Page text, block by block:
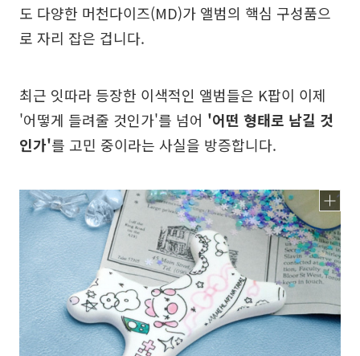
도 다양한 머천다이즈(MD)가 앨범의 핵심 구성품으
로 자리 잡은 겁니다.
최근 잇따라 등장한 이색적인 앨범들은 K팝이 이제
'어떻게 들려줄 것인가'를 넘어 '어떤 형태로 남길 것
인가'를 고민 중이라는 사실을 방증합니다.